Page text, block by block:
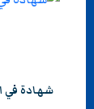
شهادة في